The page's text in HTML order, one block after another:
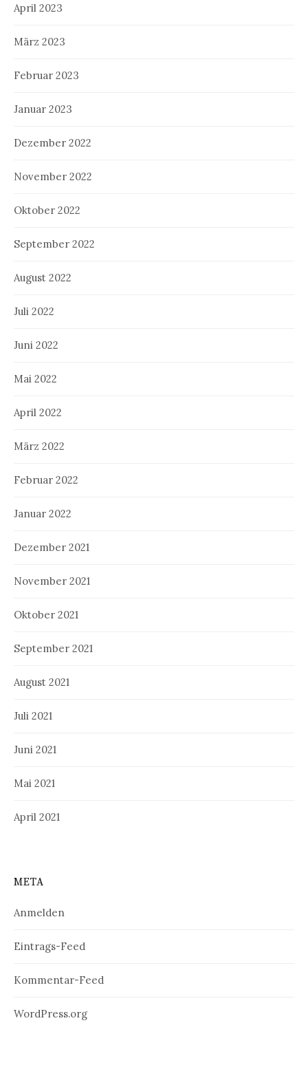
April 2023
März 2023
Februar 2023
Januar 2023
Dezember 2022
November 2022
Oktober 2022
September 2022
August 2022
Juli 2022
Juni 2022
Mai 2022
April 2022
März 2022
Februar 2022
Januar 2022
Dezember 2021
November 2021
Oktober 2021
September 2021
August 2021
Juli 2021
Juni 2021
Mai 2021
April 2021
META
Anmelden
Eintrags-Feed
Kommentar-Feed
WordPress.org